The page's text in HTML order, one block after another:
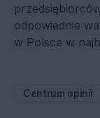
odpowiednie
w Polsce w
Centrum opinii